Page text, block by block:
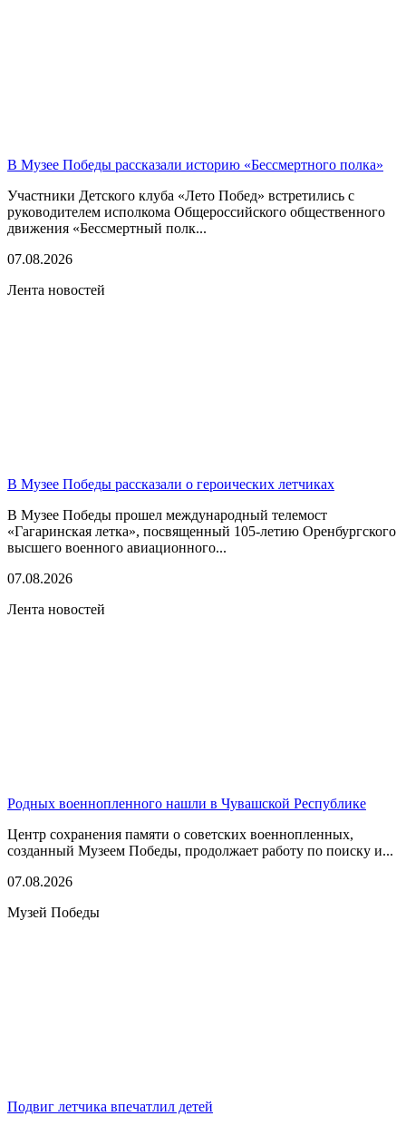
В Музее Победы рассказали историю «Бессмертного полка»
Участники Детского клуба «Лето Побед» встретились с
руководителем исполкома Общероссийского общественного
движения «Бессмертный полк...
07.08.2026
Лента новостей
В Музее Победы рассказали о героических летчиках
В Музее Победы прошел международный телемост
«Гагаринская летка», посвященный 105-летию Оренбургского
высшего военного авиационного...
07.08.2026
Лента новостей
Родных военнопленного нашли в Чувашской Республике
Центр сохранения памяти о советских военнопленных,
созданный Музеем Победы, продолжает работу по поиску и...
07.08.2026
Музей Победы
Подвиг летчика впечатлил детей